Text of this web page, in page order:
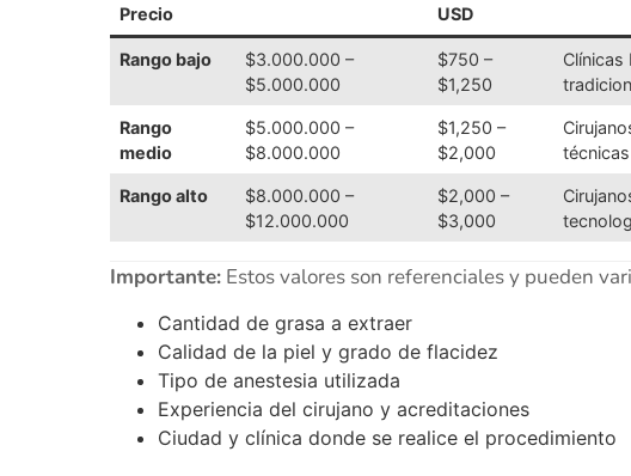
Precio
USD
Rango bajo
$3.000.000 –
$5.000.000
$750 –
$1,250
Rango
medio
$5.000.000 –
$8.000.000
$1,250 –
$2,000
Rango alto
$8.000.000 –
$12.000.000
$2,000 –
$3,000
Importante: Estos valores son referenciales y pueden
Cantidad de grasa a extraer
Calidad de la piel y grado de flacidez
Tipo de anestesia utilizada
Experiencia del cirujano y acreditaciones
Ciudad y clínica donde se realice el procedimiento